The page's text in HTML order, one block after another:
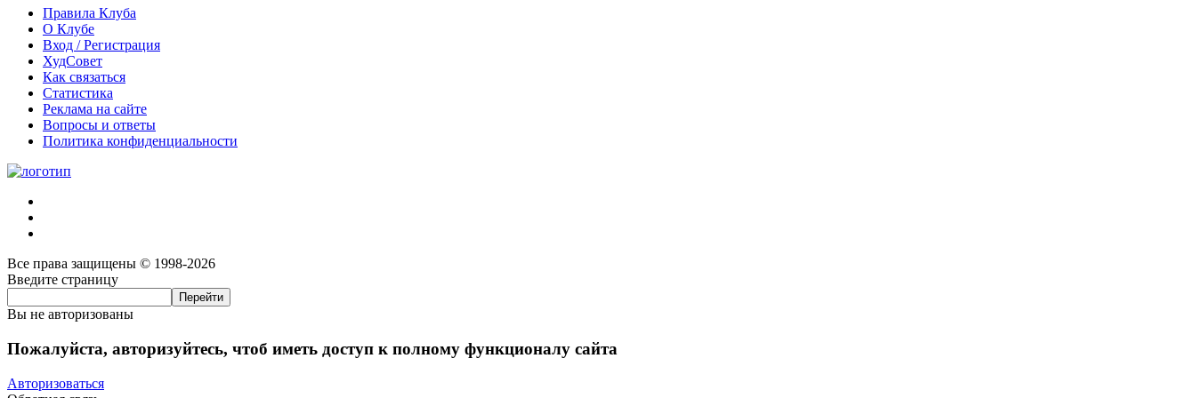
Правила Клуба
О Клубе
Вход / Регистрация
ХудСовет
Как связаться
Статистика
Реклама на сайте
Вопросы и ответы
Политика конфиденциальности
Все права защищены © 1998-2026
Введите страницу
Вы не авторизованы
Пожалуйста, авторизуйтесь, чтоб иметь доступ к полному функционалу сайта
Авторизоваться